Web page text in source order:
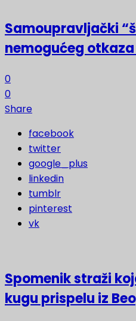
Samoupravljački
nemogućeg
0
0
Share
facebook
twitter
google_plus
linkedin
tumblr
pinterest
vk
Spomenik straži
kugu prispelu iz